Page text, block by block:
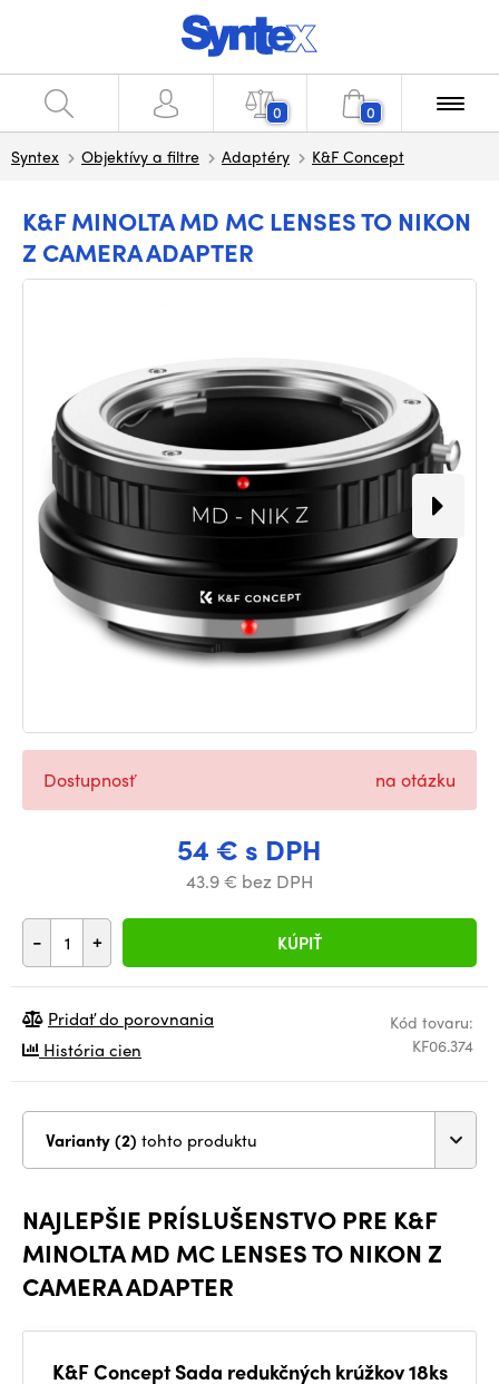
0 0
Syntex Objektívy a filtre Adaptéry K&F Concept
K&F MINOLTA MD MC LENSES TO NIKON
Z CAMERA ADAPTER
54 € s DPH
43.9 € bez DPH
- + KÚPIŤ
Dostupnosť na otázku
Kód tovaru:
KF06.374
Pridať do porovnania
História cien
Varianty (2) tohto produktu
NAJLEPŠIE PRÍSLUŠENSTVO PRE K&F
MINOLTA MD MC LENSES TO NIKON Z
CAMERA ADAPTER
K&F Concept Sada redukčných krúžkov 18ks